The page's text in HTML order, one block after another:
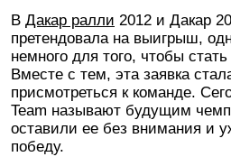
В Дакар ралли 2012 и Дакар
претендовала на выигрыш,
немного для того, чтобы
Вместе с тем, эта заявка
присмотреться к команде.
Team называют будущим
оставили ее без внимания и
победу.